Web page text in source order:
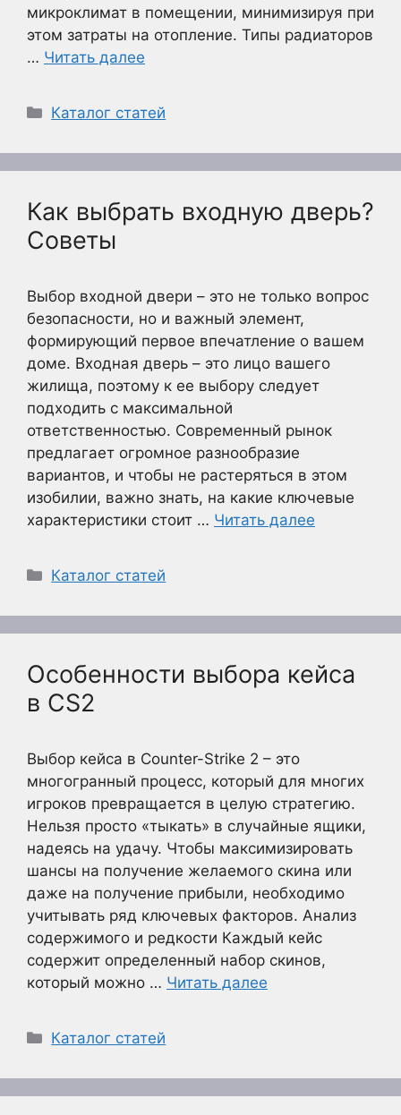
микроклимат в помещении, минимизируя при
этом затраты на отопление. Типы радиаторов
… Читать далее
Рубрики
Каталог статей
Как выбрать входную дверь?
Советы
Выбор входной двери – это не только вопрос
безопасности, но и важный элемент,
формирующий первое впечатление о вашем
доме. Входная дверь – это лицо вашего
жилища, поэтому к ее выбору следует
подходить с максимальной
ответственностью. Современный рынок
предлагает огромное разнообразие
вариантов, и чтобы не растеряться в этом
изобилии, важно знать, на какие ключевые
характеристики стоит … Читать далее
Рубрики
Каталог статей
Особенности выбора кейса
в CS2
Выбор кейса в Counter-Strike 2 – это
многогранный процесс, который для многих
игроков превращается в целую стратегию.
Нельзя просто «тыкать» в случайные ящики,
надеясь на удачу. Чтобы максимизировать
шансы на получение желаемого скина или
даже на получение прибыли, необходимо
учитывать ряд ключевых факторов. Анализ
содержимого и редкости Каждый кейс
содержит определенный набор скинов,
который можно … Читать далее
Рубрики
Каталог статей